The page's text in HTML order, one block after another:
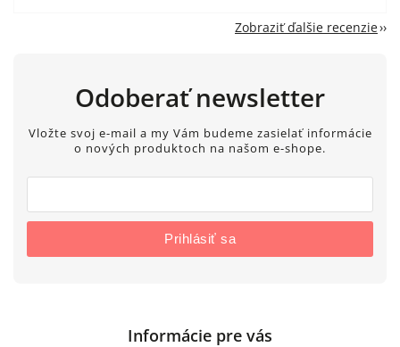
Zobraziť ďalšie recenzie
Odoberať newsletter
Vložte svoj e-mail a my Vám budeme zasielať informácie
o nových produktoch na našom e-shope.
Prihlásiť sa
Informácie pre vás